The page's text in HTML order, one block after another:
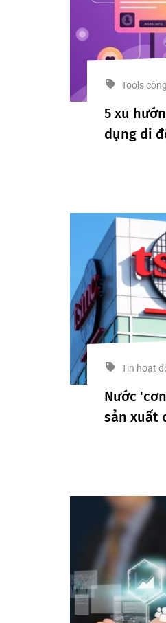
Tools
5 xu
dụng di
Tin hoạt
Nước
sản xuất